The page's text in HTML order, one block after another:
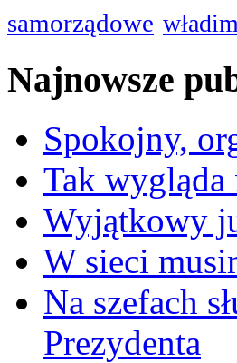
samorządowe
Najnowsze
Spokojny,
Tak wygląda
Wyjątkowy
W sieci
Na szefach
Prezydenta